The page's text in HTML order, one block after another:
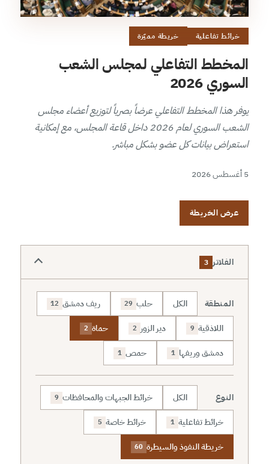
خرائط تفاعلية خريطة مميّزة
المخطط التفاعلي لمجلس الشعب
السوري 2026
يوفر هذا المخطط التفاعلي عرضاً بصرياً لتوزيع أعضاء مجلس
الشعب السوري لعام 2026 داخل قاعة المجلس، مع إمكانية
استعراض بيانات كل عضو بشكل مباشر.
5 أغسطس 2026
عرض الخريطة
الفلاتر 3
المنطقة الكل حلب 29 ريف دمشق 12
اللاذقية 9 دير الزور 2 حماة 2
دمشق وريفها 1 حمص 1
النوع الكل خرائط الجبهات والمحافظات 9
خرائط تفاعلية 1 خرائط خاصة 5
خريطة النفوذ والسيطرة 60